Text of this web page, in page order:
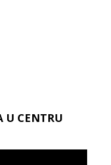
U CENTRU